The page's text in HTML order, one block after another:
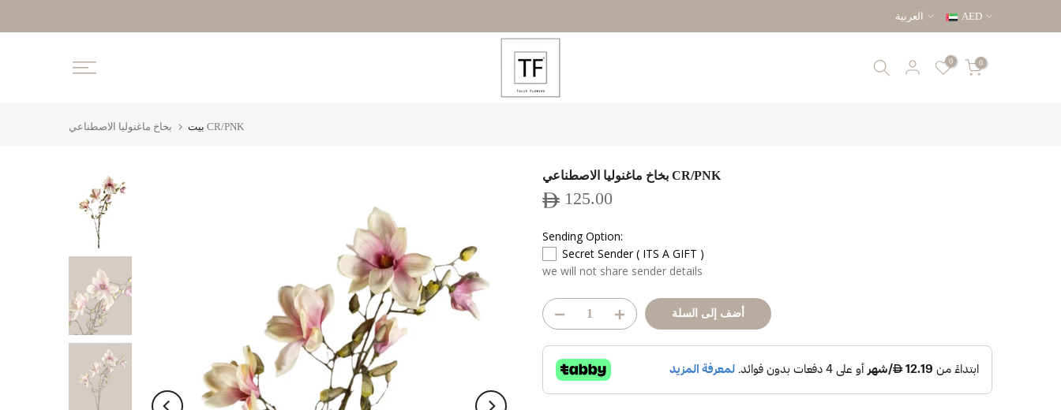
الى
العربية AED
0 0
بيت بخاخ ماغنوليا الاصطناعي CR/PNK
بخاخ ماغنوليا الاصطناعي CR/PNK
125.00
Sending Option:
Secret Sender ( ITS A GIFT )
we will not share sender details
أضف إلى السلة